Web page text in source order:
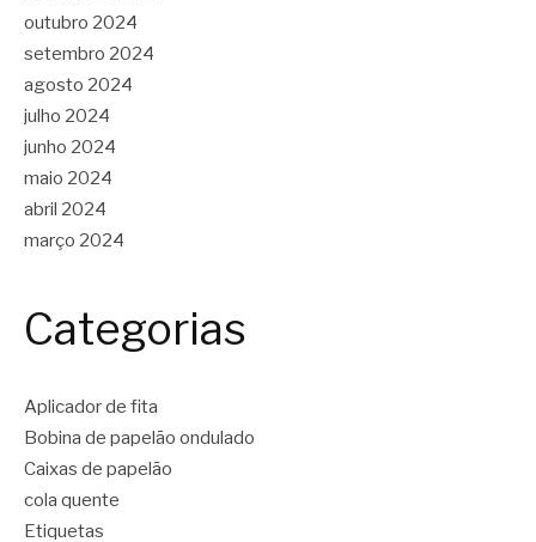
outubro 2024
setembro 2024
agosto 2024
julho 2024
junho 2024
maio 2024
abril 2024
março 2024
Categorias
Aplicador de fita
Bobina de papelão ondulado
Caixas de papelão
cola quente
Etiquetas